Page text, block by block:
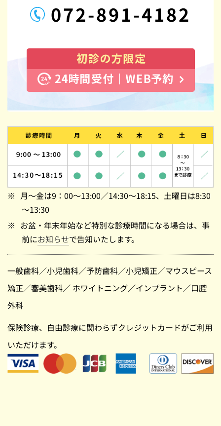
072-891-4182
月～金は9：00～13:00／14:30～18:15、土曜日は8:30
～13:30
お盆・年末年始など特別な診療時間になる場合は、事
前にお知らせで告知いたします。
一般歯科／小児歯科／予防歯科／小児矯正／マウスピース
矯正／審美歯科／ ホワイトニング／インプラント／口腔
外科
保険診療、自由診療に関わらずクレジットカードがご利用
いただけます。